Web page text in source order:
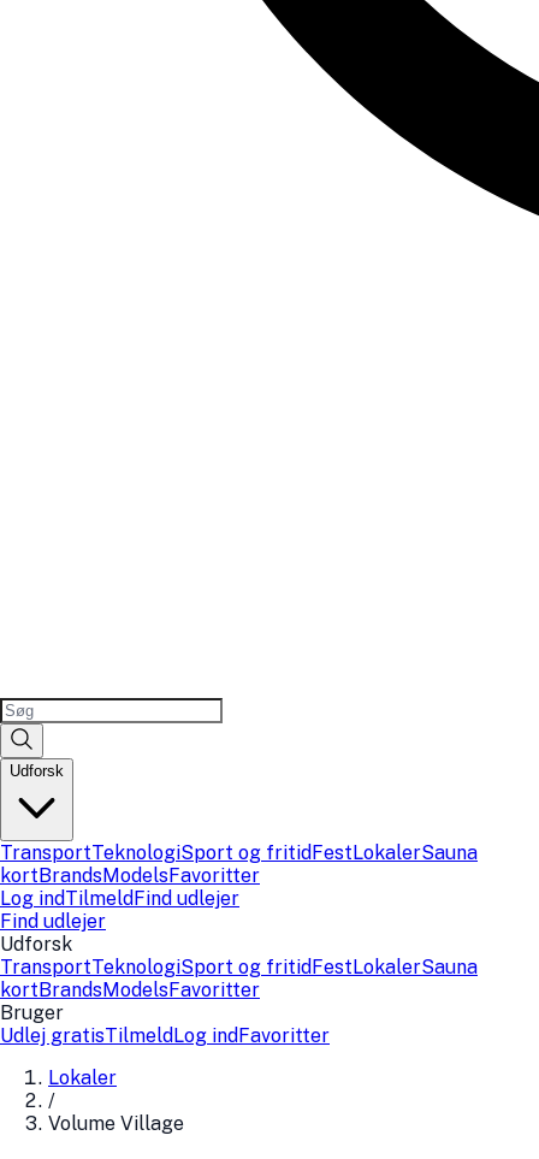
Udforsk
TransportTeknologiSport og fritidFestLokalerSauna
kortBrandsModelsFavoritter
Log indTilmeldFind udlejer
Find udlejer
Udforsk
TransportTeknologiSport og fritidFestLokalerSauna
kortBrandsModelsFavoritter
Bruger
Udlej gratisTilmeldLog indFavoritter
Lokaler
/
Volume Village